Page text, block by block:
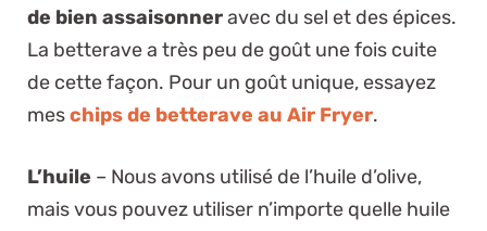
de bien assaisonneravec du sel et des épices.
La betterave a très peu de goût une fois cuite
de cette façon. Pour un goût unique, essayez
meschips de betterave au Air Fryer.
L’huile – Nous avons utilisé de l’huile d’olive,
mais vous pouvez utiliser n’importe quelle huile